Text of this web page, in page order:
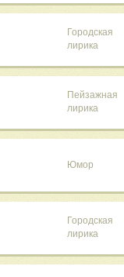
Городская
лирика
Пейзажная
лирика
Юмор
Городская
лирика